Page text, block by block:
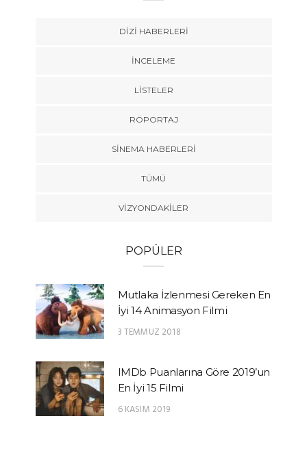
DIZI HABERLERI
İNCELEME
LISTELER
RÖPORTAJ
SINEMA HABERLERI
TÜMÜ
VIZYONDAKILER
POPÜLER
Mutlaka İzlenmesi Gereken En
İyi 14 Animasyon Filmi
3 TEMMUZ 2018
IMDb Puanlarına Göre 2019’un
En İyi 15 Filmi
6 KASIM 2019